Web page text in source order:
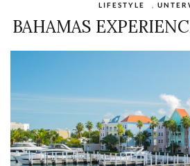
LIFESTYLE
BAHAMAS